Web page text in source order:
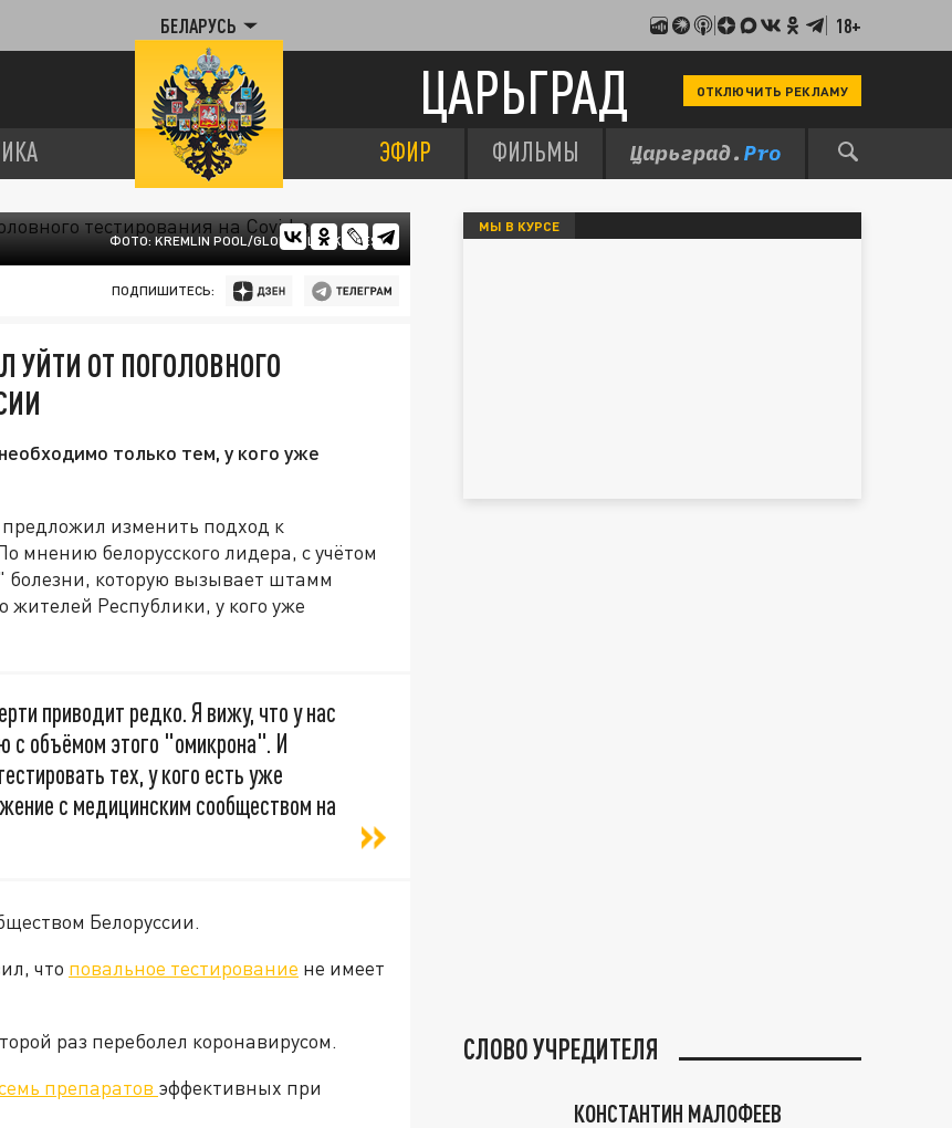
БЕЛАРУСЬ 18+
ЦАРЬГРАД ОТКЛЮЧИТЬ РЕКЛАМУ
ЭФИР ФИЛЬМЫ
ФОТО: KREMLIN POOL/GLOBAL LOOK PRESS
ПОДПИШИТЕСЬ:
ОТ ПОГОЛОВНОГО
только тем, у кого уже
изменить подход к
мнению белорусского лидера, с учётом
болезни, которую вызывает штамм
Республики, у кого уже
приводит редко. Я вижу, что у нас
с объёмом этого "омикрона". И
тех, у кого есть уже
с медицинским сообществом на
Белоруссии.
что повальное тестирование не имеет
раз переболел коронавирусом.
препаратов эффективных при
МЫ В КУРСЕ
СЛОВО УЧРЕДИТЕЛЯ
КОНСТАНТИН МАЛОФЕЕВ